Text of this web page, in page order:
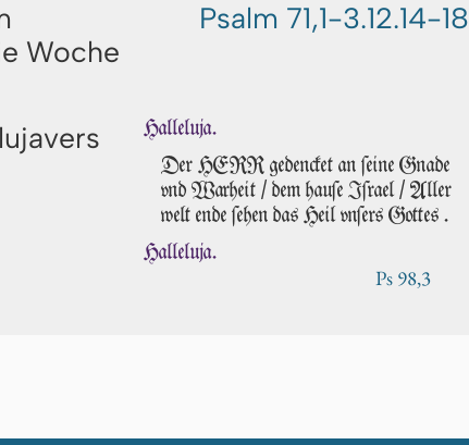
Woche
Psalm 71,1-3.12.14-18
Halleluja.
Der HERR gedencket an ſei­ne Gnade
vnd War­heit / dem hau­ſe Iſrael / Aller
welt ende ſe­hen das Heil vn­ſers Got­tes .
Halleluja.
Ps 98,3